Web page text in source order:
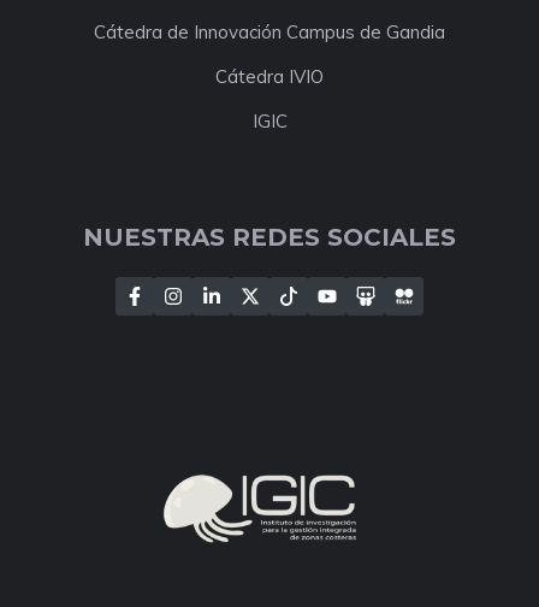
Cátedra de Innovación Campus de Gandia
Cátedra IVIO
IGIC
NUESTRAS REDES SOCIALES